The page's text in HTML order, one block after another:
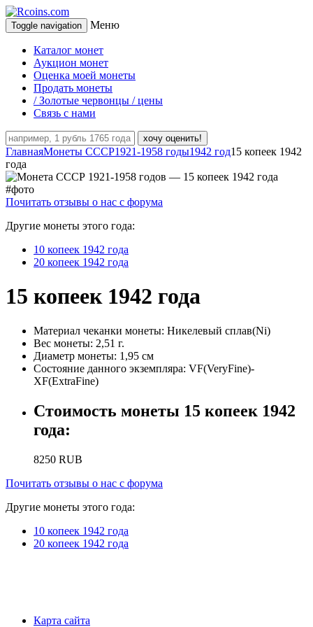
Toggle navigation Меню
Каталог монет
Аукцион монет
Оценка моей монеты
Продать монеты
/ Золотые червонцы / цены
Связь с нами
хочу оценить!
ГлавнаяМонеты СССР1921-1958 годы1942 год15 копеек 1942
года
Почитать отзывы о нас с форума
Другие монеты этого года:
10 копеек 1942 года
20 копеек 1942 года
15 копеек 1942 года
Материал чеканки монеты: Никелевый сплав(Ni)
Вес монеты: 2,51 г.
Диаметр монеты: 1,95 см
Состояние данного экземпляра: VF(VeryFine)-
XF(ExtraFine)
Стоимость монеты 15 копеек 1942
года:
8250 RUB
Почитать отзывы о нас с форума
Другие монеты этого года:
10 копеек 1942 года
20 копеек 1942 года
Карта сайта